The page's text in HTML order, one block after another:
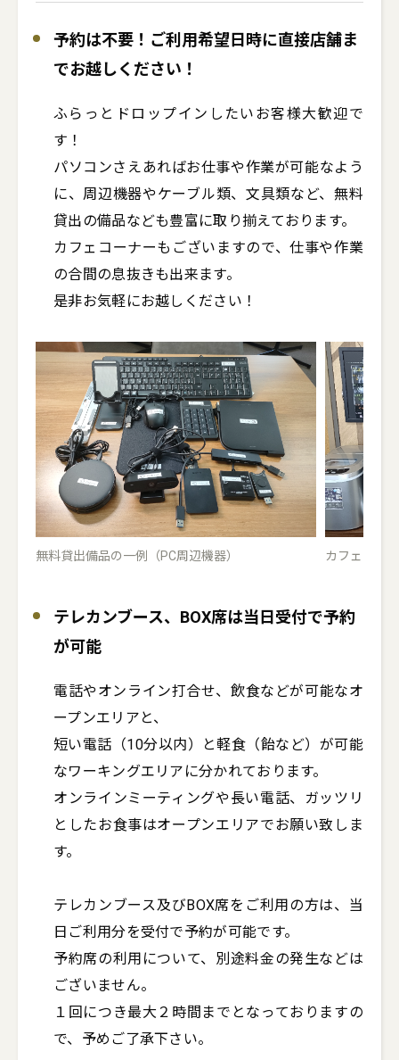
予約は不要！ご利用希望日時に直接店舗ま
でお越しください！
ふらっとドロップインしたいお客様大歓迎で
す！
パソコンさえあればお仕事や作業が可能なよう
に、周辺機器やケーブル類、文具類など、無料
貸出の備品なども豊富に取り揃えております。
カフェコーナーもございますので、仕事や作業
の合間の息抜きも出来ます。
是非お気軽にお越しください！
無料貸出備品の一例（PC周辺機器） カフェコー
テレカンブース、BOX席は当日受付で予約
が可能
電話やオンライン打合せ、飲食などが可能なオ
ープンエリアと、
短い電話（10分以内）と軽食（飴など）が可能
なワーキングエリアに分かれております。
オンラインミーティングや長い電話、ガッツリ
としたお食事はオープンエリアでお願い致しま
す。
テレカンブース及びBOX席をご利用の方は、当
日ご利用分を受付で予約が可能です。
予約席の利用について、別途料金の発生などは
ございません。
１回につき最大２時間までとなっておりますの
で、予めご了承下さい。